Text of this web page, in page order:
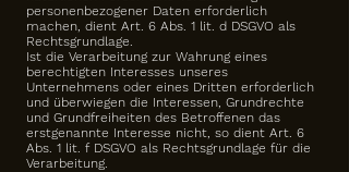
personenbezogener Daten erforderlich
machen, dient Art. 6 Abs. 1 lit. d DSGVO als
Rechtsgrundlage.
Ist die Verarbeitung zur Wahrung eines
berechtigten Interesses unseres
Unternehmens oder eines Dritten erforderlich
und überwiegen die Interessen, Grundrechte
und Grundfreiheiten des Betroffenen das
erstgenannte Interesse nicht, so dient Art. 6
Abs. 1 lit. f DSGVO als Rechtsgrundlage für die
Verarbeitung.